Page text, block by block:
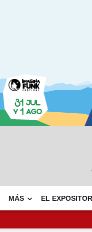
MÁS EL EXPOSITOR